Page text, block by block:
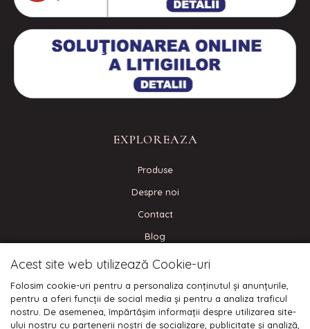
EXPLOREAZA
Produse
Despre noi
Contact
Blog
CONECTEAZA-TE
Acest site web utilizează Cookie-uri
Folosim cookie-uri pentru a personaliza conținutul și anunțurile,
pentru a oferi funcții de social media și pentru a analiza traficul
nostru. De asemenea, împărtășim informații despre utilizarea site-
ului nostru cu partenerii noștri de socializare, publicitate și analiză,